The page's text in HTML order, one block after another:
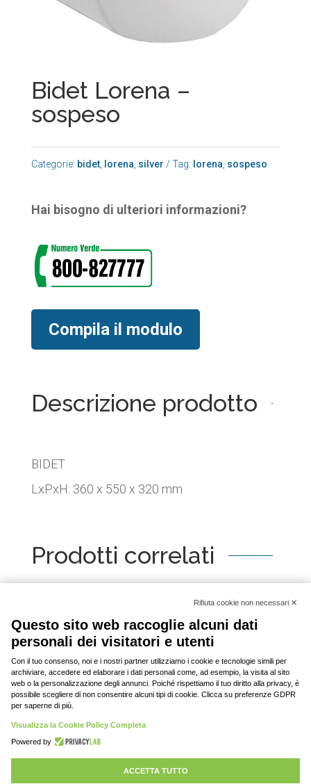
Bidet Lorena –
sospeso
Categorie: bidet, lorena, silver Tag: lorena, sospeso
Hai bisogno di ulteriori informazioni?
Compila il modulo
Descrizione prodotto
BIDET
LxPxH: 360 x 550 x 320 mm
Prodotti correlati
[woo_product_slider id="2798"]
IVA: 03701430369 |Privacy policy